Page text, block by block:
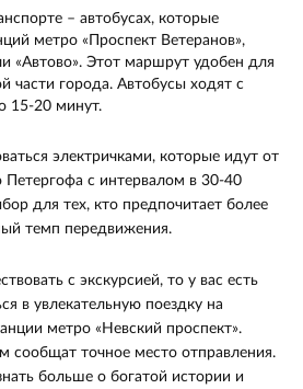
– автобусах, которые
метро «Проспект Ветеранов»,
«Автово». Этот маршрут удобен для
части города. Автобусы ходят с
15-20 минут.
электричками, которые идут от
Петергофа с интервалом в 30-40
для тех, кто предпочитает более
темп передвижения.
с экскурсией, то у вас есть
в увлекательную поездку на
метро «Невский проспект».
сообщат точное место отправления.
больше о богатой истории и